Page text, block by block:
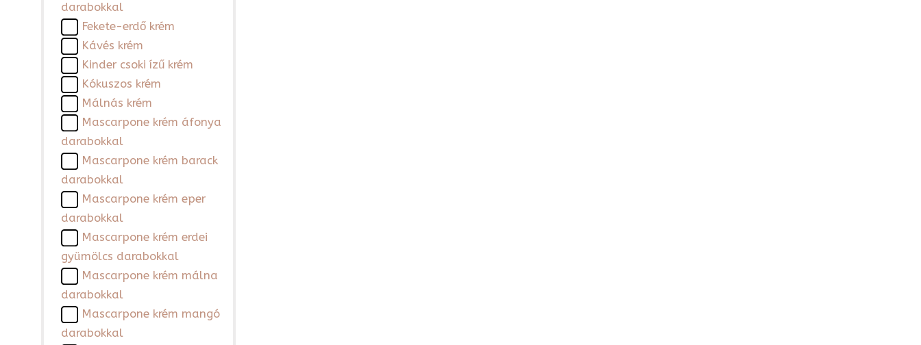
darabokkal
Fekete-erdő krém
Kávés krém
Kinder csoki ízű krém
Kókuszos krém
Málnás krém
Mascarpone krém áfonya
darabokkal
Mascarpone krém barack
darabokkal
Mascarpone krém eper
darabokkal
Mascarpone krém erdei
gyümölcs darabokkal
Mascarpone krém málna
darabokkal
Mascarpone krém mangó
darabokkal